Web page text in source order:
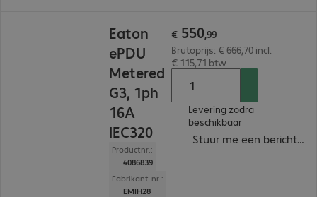
Eaton
ePDU
Metered
G3, 1ph
16A
IEC320
Productnr.:
4086839
Fabrikant-nr.:
EMIH28
€ 550,99
Brutoprijs: € 666,70 incl.
€ 115,71 btw
Levering zodra
beschikbaar
Stuur me een bericht